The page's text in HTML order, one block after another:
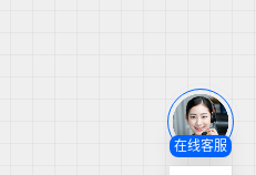
在线客服